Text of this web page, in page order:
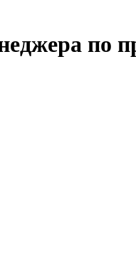
по